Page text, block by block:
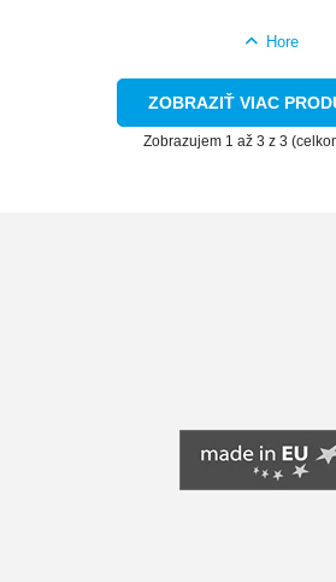
Hore
ZOBRAZIŤ VIAC
Zobrazujem 1 až 3 z 3